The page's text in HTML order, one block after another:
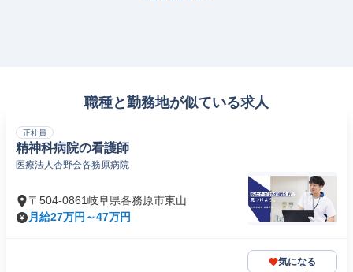
職種と勤務地が似ている求人
正社員
精神科病院の看護師
医療法人杏野会各務原病院
〒504-0861岐阜県各務原市東山
月給27万円～47万円
気になる